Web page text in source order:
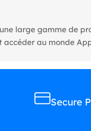
2
,275
large gamme de
au monde
Secure